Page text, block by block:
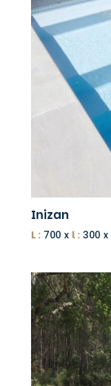
Inizan
L :700 x l :300 x